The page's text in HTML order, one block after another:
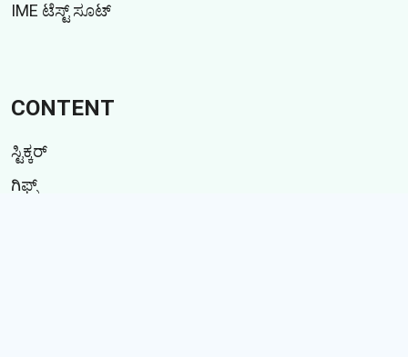
IME ಟೆಸ್ಟ್ ಸೂಟ್
CONTENT
ಸ್ಟಿಕ್ಕರ್
ಗಿಫ್ಸ್